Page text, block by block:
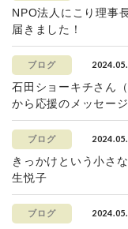
NPO法人にこり理事
届きました！
ブログ
石田ショーキチさん
から応援のメッセージ
ブログ
きっかけという小
生悦子
ブログ